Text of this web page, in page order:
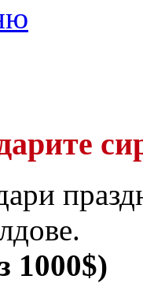
1000$)